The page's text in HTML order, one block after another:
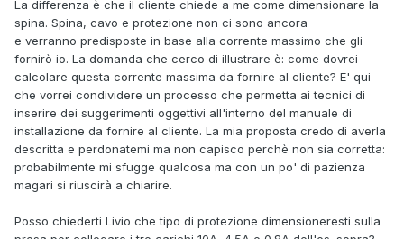
La differenza è che il cliente chiede a me come dimensionare la
spina. Spina, cavo e protezione non ci sono ancora
e verranno predisposte in base alla corrente massimo che gli
fornirò io. La domanda che cerco di illustrare è: come dovrei
calcolare questa corrente massima da fornire al cliente? E' qui
che vorrei condividere un processo che permetta ai tecnici di
inserire dei suggerimenti oggettivi all'interno del manuale di
installazione da fornire al cliente. La mia proposta credo di averla
descritta e perdonatemi ma non capisco perchè non sia corretta:
probabilmente mi sfugge qualcosa ma con un po' di pazienza
magari si riuscirà a chiarire.
Posso chiederti Livio che tipo di protezione dimensioneresti sulla